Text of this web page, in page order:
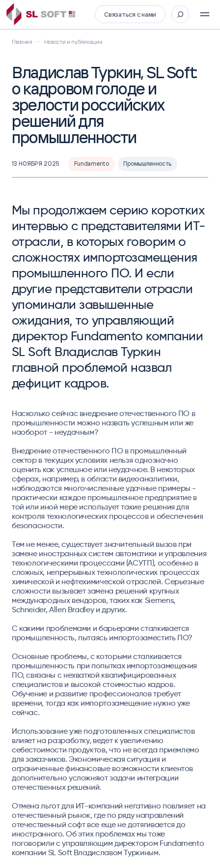
Связаться с нами
Главная Новости и публикации
Владислав Туркин, SL Soft:
о кадровом голоде и
зрелости российских
решений для
промышленности
13 НОЯБРЯ 2025 Fundamento Промышленность
Мы продолжаем серию коротких
интервью с представителями ИТ-
отрасли, в которых говорим о
сложностях импортозамещения
промышленного ПО. И если
другие представители отрасли
упоминали завышенные
ожидания, то управляющий
директор Fundamento компании
SL Soft Владислав Туркин
главной проблемой назвал
дефицит кадров.
Насколько сейчас внедрение отечественного ПО в
промышленности можно назвать успешным или же
наоборот - неудачным?
Внедрение отечественного ПО в промышленный
сектор в текущих условиях нельзя однозначно
оценить как успешное или неудачное. В некоторых
сферах, например, в области видеоаналитики,
наблюдаются многочисленные удачные примеры -
практически каждое промышленное предприятие в
той или иной мере использует такие решения для
контроля технологических процессов и обеспечения
безопасности.
Тем не менее, существует значительный вызов при
замене иностранных систем автоматики и управления
технологическими процессами (АСУТП), особенно в
сложных, непрерывных технологических процессах
химической и нефтехимической отраслей. Серьезные
сложности вызывает замена решений крупных
международных вендоров, таких как Siemens,
Schneider, Allen Bradley и других.
С какими проблемами и барьерами сталкивается
промышленность, пытаясь импортозаместить ПО?
Основные проблемы, с которыми сталкивается
промышленность при попытках импортозамещения
ПО, связаны с нехваткой квалифицированных
специалистов и высокой стоимостью кадров.
Обучение и развитие профессионалов требует
времени, тогда как импортозамещение нужно уже
сейчас.
Использование уже подготовленных специалистов
влияет на разработку, ведет к увеличению
себестоимости продуктов, что не всегда приемлемо
для заказчиков. Экономическая ситуация и
ограниченные финансовые возможности клиентов
дополнительно усложняют задачи интеграции
отечественных решений.
Отмена льгот для ИТ-компаний негативно повлияет на
отечественный рынок, где по ряду направлений
отечественный софт все еще не дотягивается до
иностранного. Об этих проблемах мы тоже
поговорили с управляющим директором Fundamento
компании SL Soft Владиславом Туркиным.